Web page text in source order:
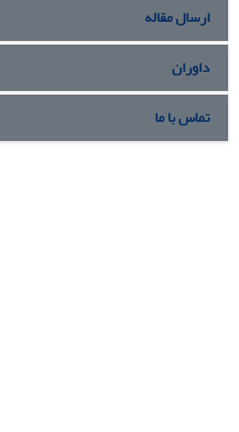
ارسال مقاله
داوران
تماس با ما